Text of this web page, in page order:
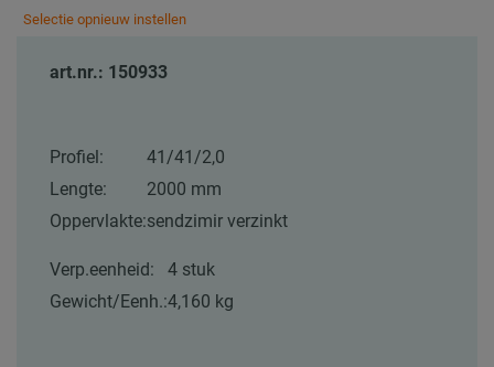
Selectie opnieuw instellen
art.nr.: 150933
Profiel:
41/41/2,0
Lengte:
2000 mm
Oppervlakte:sendzimir verzinkt
Verp.eenheid:
4 stuk
Gewicht/Eenh.:4,160 kg